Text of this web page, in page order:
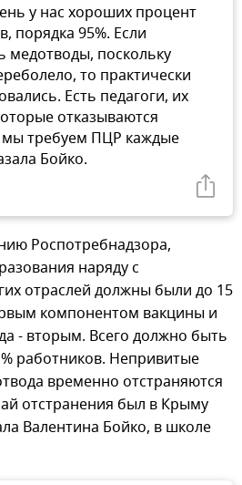
у нас хороших процент
порядка 95%. Если
медотводы, поскольку
то практически
Есть педагоги, их
отказываются
мы требуем ПЦР каждые
Бойко.
Роспотребнадзора,
наряду с
отраслей должны были до 15
компонентом вакцины и
- вторым. Всего должно быть
работников. Непривитые
временно отстраняются
отстранения был в Крыму
Валентина Бойко, в школе